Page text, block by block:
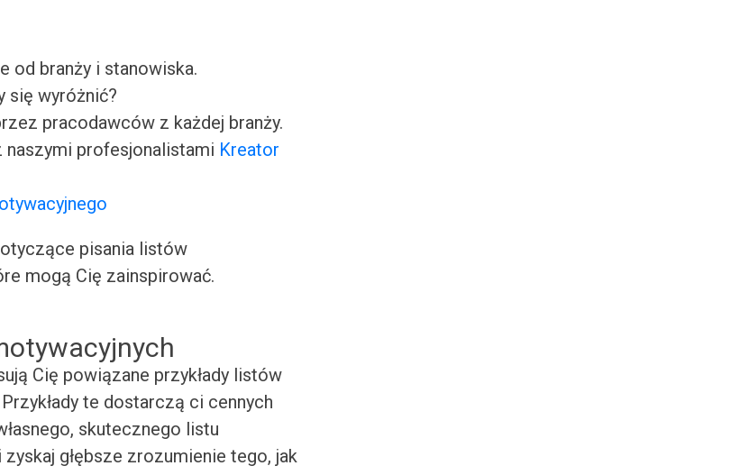
od branży i stanowiska.
się wyróżnić?
pracodawców z każdej branży.
profesjonalistami Kreator
pisania listów
mogą Cię zainspirować.
Cię powiązane przykłady listów
te dostarczą ci cennych
skutecznego listu
głębsze zrozumienie tego, jak